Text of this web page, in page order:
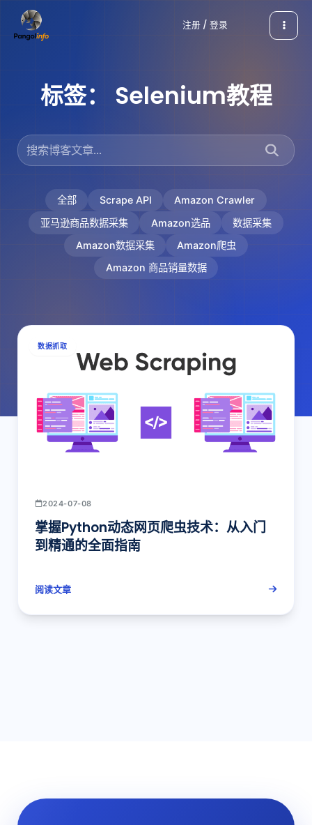
注册 / 登录
标签： Selenium教程
全部 Scrape API
Amazon Crawler
亚马逊商品数据采集
Amazon选品
数据采集
Amazon数据采集
Amazon爬虫
Amazon 商品销量数据
数据抓取
2024-07-08
掌握Python动态网页爬虫技术：从入门
到精通的全面指南
阅读文章